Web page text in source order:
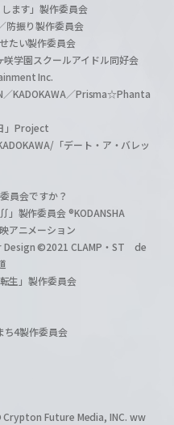
ます」製作委員会
防振り製作委員会
たい製作委員会
学園スクールアイドル同好会
Inc.
KADOKAWA／Prisma☆Phanta
」Project
「デート・ア・バレッ
員会ですか？
製作委員会 ®KODANSHA
アニメーション
©2021 CLAMP・ST de
生」製作委員会
ち4製作委員会
Future Media, INC. ww